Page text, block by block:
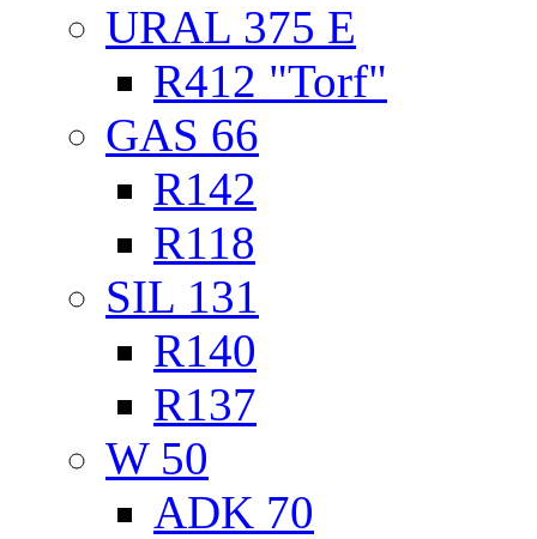
URAL 375 E
R412 "Torf"
GAS 66
R142
R118
SIL 131
R140
R137
W 50
ADK 70